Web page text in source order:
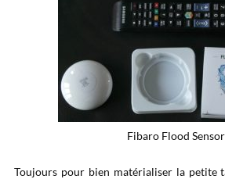
Fibaro Flood Sensor
Toujours pour bien matérialiser la petite